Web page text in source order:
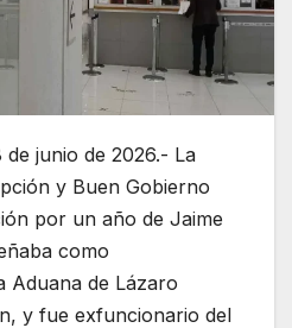
junio de 2026.- La
y Buen Gobierno
por un año de Jaime
como
Aduana de Lázaro
y fue exfuncionario del